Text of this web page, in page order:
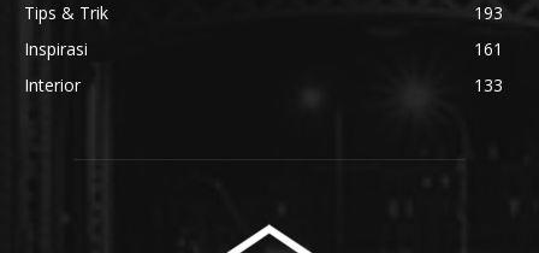
Tips & Trik
193
Inspirasi
161
Interior
133